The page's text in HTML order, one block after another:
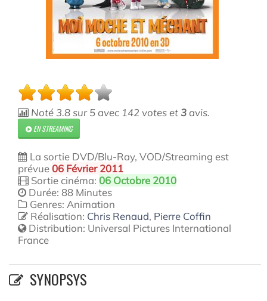
Noté 3.8sur5 avec 142 votes et3 avis.
EN STREAMING
La sortie DVD/Blu-Ray, VOD/Streaming est
prévue06 Février 2011
Sortie cinéma: 06 Octobre 2010
Durée: 88 Minutes
Genres: Animation
Réalisation: Chris Renaud, Pierre Coffin
Distribution: Universal Pictures International
France
SYNOPSYS